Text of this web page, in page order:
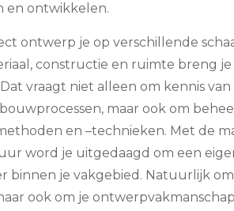
en ontwikkelen.
ontwerp je op verschillende
constructie en ruimte breng
vraagt niet alleen om kennis
maar ook om
en –technieken. Met de
word je uitgedaagd om een
binnen je vakgebied. Natuurlijk
ook om je